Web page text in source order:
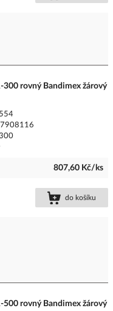
rovný Bandimex žárový
807,60 Kč/ks
do košíku
rovný Bandimex žárový